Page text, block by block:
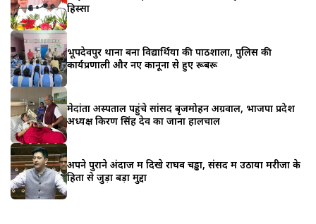
हिस्सा
भूपदेवपुर थाना बना विद्यार्थियों की पाठशाला, पुलिस की
कार्यप्रणाली और नए कानूनों से हुए रूबरू
मेदांता अस्पताल पहुंचे सांसद बृजमोहन अग्रवाल, भाजपा प्रदेश
अध्यक्ष किरण सिंह देव का जाना हालचाल
अपने पुराने अंदाज में दिखे राघव चड्ढा, संसद में उठाया मरीजों के
हितों से जुड़ा बड़ा मुद्दा